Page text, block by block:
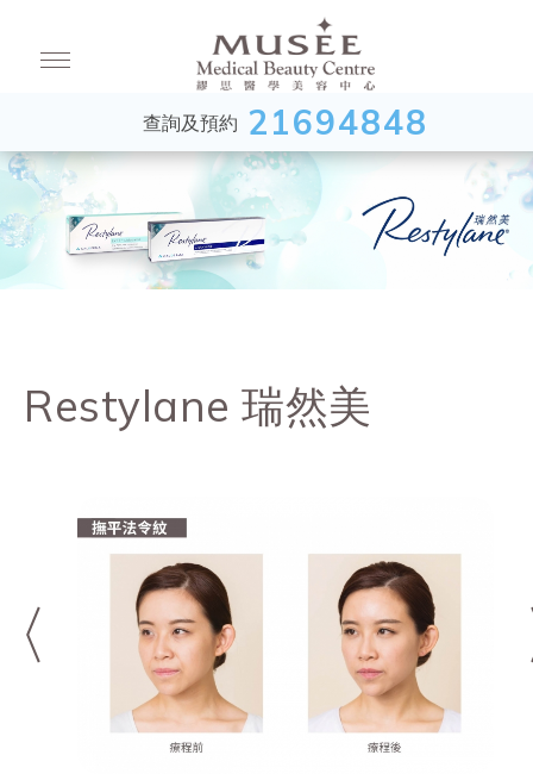
查詢及預約 21694848
Restylane 瑞然美